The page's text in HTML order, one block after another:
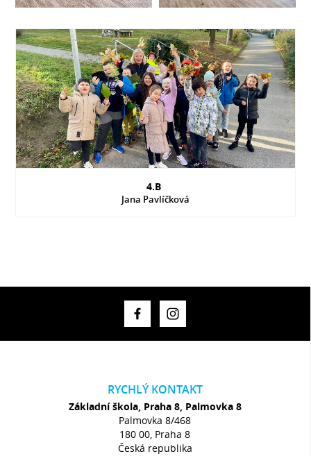
4.B
Jana Pavlíčková
RYCHLÝ KONTAKT
Základní škola, Praha 8, Palmovka 8
Palmovka 8/468
180 00, Praha 8
Česká republika